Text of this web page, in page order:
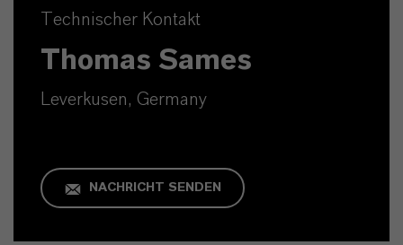
Technischer Kontakt
Thomas Sames
Leverkusen, Germany
NACHRICHT SENDEN